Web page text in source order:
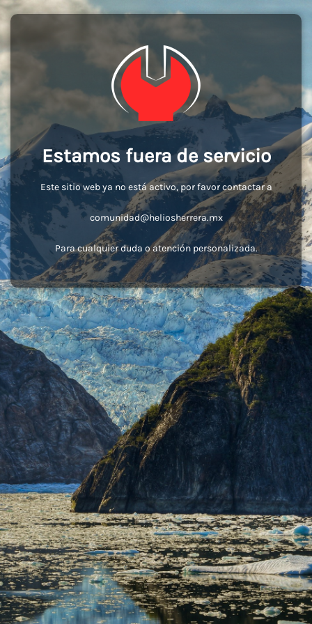
Estamos fuera de servicio
Este sitio web ya no está activo, por favor contactar a
comunidad@heliosherrera.mx
Para cualquier duda o atención personalizada.